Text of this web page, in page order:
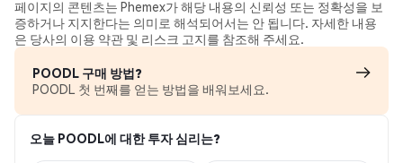
페이지의 콘텐츠는 Phemex가 해당 내용의 신뢰성 또는 정확성을 보
증하거나 지지한다는 의미로 해석되어서는 안 됩니다. 자세한 내용
은 당사의 이용 약관 및 리스크 고지를 참조해 주세요.
POODL 구매 방법?
POODL 첫 번째를 얻는 방법을 배워보세요.
오늘 POODL에 대한 투자 심리는?